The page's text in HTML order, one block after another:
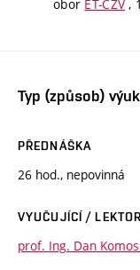
obor ET-CZV ,
Typ (způsob)
PŘEDNÁŠKA
26 hod., nepovinná
VYUČUJÍCÍ / LEKTOR
prof. Ing. Dan